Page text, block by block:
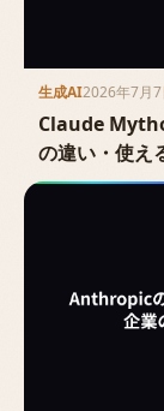
生成AI2026年7月7
Claude
の違い・使え